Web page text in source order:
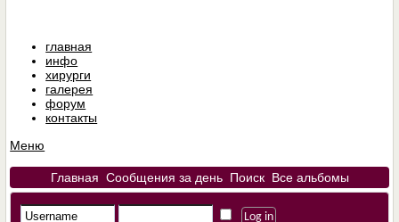
главная
инфо
хирурги
галерея
форум
контакты
Меню
Главная Сообщения за день Поиск Все альбомы